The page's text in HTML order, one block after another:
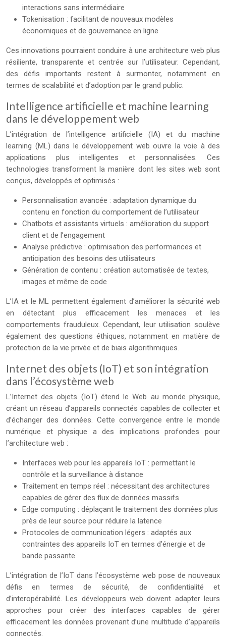
interactions sans intermédiaire
Tokenisation : facilitant de nouveaux modèles
économiques et de gouvernance en ligne
Ces innovations pourraient conduire à une architecture web plus
résiliente, transparente et centrée sur l’utilisateur. Cependant,
des défis importants restent à surmonter, notamment en
termes de scalabilité et d’adoption par le grand public.
Intelligence artificielle et machine learning
dans le développement web
L’intégration de l’intelligence artificielle (IA) et du machine
learning (ML) dans le développement web ouvre la voie à des
applications plus intelligentes et personnalisées. Ces
technologies transforment la manière dont les sites web sont
conçus, développés et optimisés :
Personnalisation avancée : adaptation dynamique du
contenu en fonction du comportement de l’utilisateur
Chatbots et assistants virtuels : amélioration du support
client et de l’engagement
Analyse prédictive : optimisation des performances et
anticipation des besoins des utilisateurs
Génération de contenu : création automatisée de textes,
images et même de code
L’IA et le ML permettent également d’améliorer la sécurité web
en détectant plus efficacement les menaces et les
comportements frauduleux. Cependant, leur utilisation soulève
également des questions éthiques, notamment en matière de
protection de la vie privée et de biais algorithmiques.
Internet des objets (IoT) et son intégration
dans l’écosystème web
L’Internet des objets (IoT) étend le Web au monde physique,
créant un réseau d’appareils connectés capables de collecter et
d’échanger des données. Cette convergence entre le monde
numérique et physique a des implications profondes pour
l’architecture web :
Interfaces web pour les appareils IoT : permettant le
contrôle et la surveillance à distance
Traitement en temps réel : nécessitant des architectures
capables de gérer des flux de données massifs
Edge computing : déplaçant le traitement des données plus
près de leur source pour réduire la latence
Protocoles de communication légers : adaptés aux
contraintes des appareils IoT en termes d’énergie et de
bande passante
L’intégration de l’IoT dans l’écosystème web pose de nouveaux
défis en termes de sécurité, de confidentialité et
d’interopérabilité. Les développeurs web doivent adapter leurs
approches pour créer des interfaces capables de gérer
efficacement les données provenant d’une multitude d’appareils
connectés.